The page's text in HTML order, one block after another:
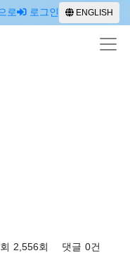
로 로그인 ENGLISH
2,556회 댓글 0건